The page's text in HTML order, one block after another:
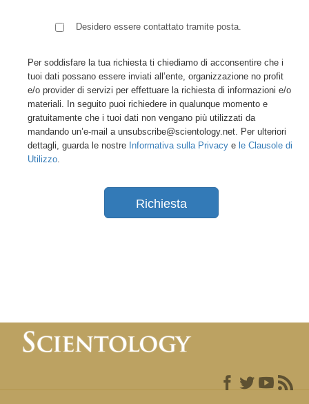
Desidero essere contattato tramite posta.
Per soddisfare la tua richiesta ti chiediamo di acconsentire che i
tuoi dati possano essere inviati all’ente, organizzazione no profit
e/o provider di servizi per effettuare la richiesta di informazioni e/o
materiali. In seguito puoi richiedere in qualunque momento e
gratuitamente che i tuoi dati non vengano più utilizzati da
mandando un’e-mail a unsubscribe@scientology.net. Per ulteriori
dettagli, guarda le nostre Informativa sulla Privacy e le Clausole di
Utilizzo.
Richiesta